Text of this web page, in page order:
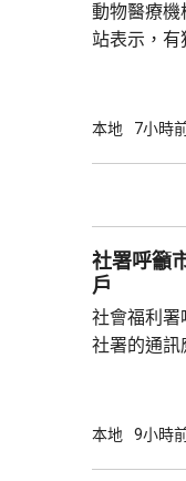
動物醫療機
站表示，有
亡，狗主事後
本地 7小時
社署呼籲
戶
社會福利署
社署的通訊
內的不明連
本地 9小時